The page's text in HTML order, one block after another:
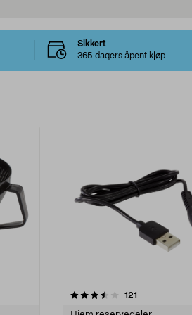
Sikkert
365 dagers åpent kjøp
121
4.0 av 5 stjerner